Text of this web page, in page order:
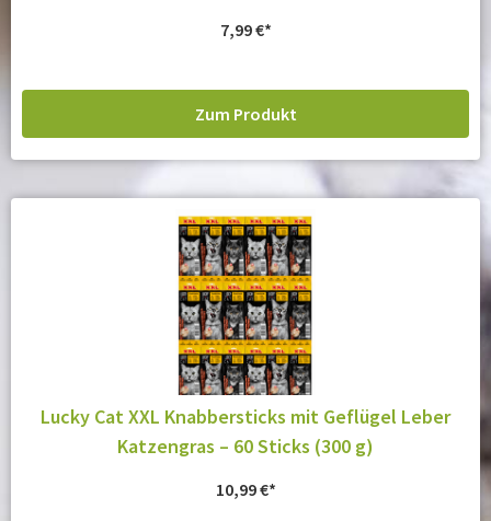
7,99€
Zum Produkt
Lucky Cat XXL Knabbersticks mit Geflügel Leber
Katzengras – 60 Sticks (300 g)
10,99€